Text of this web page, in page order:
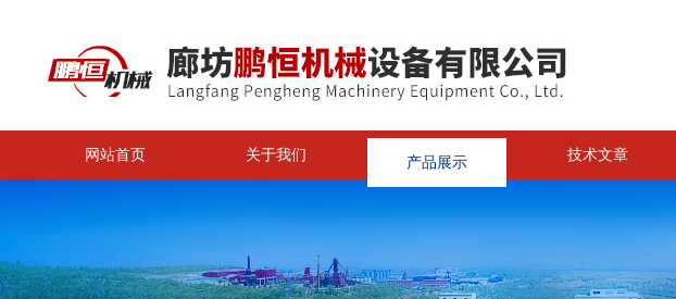
网站首页 关于我们 产品展示 技术文章